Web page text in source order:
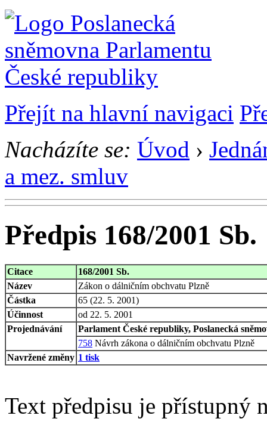
Přejít na hlavní navigaci
Nacházíte se: Úvod ›
a mez. smluv
Předpis 168/2001 Sb.
Citace
168/2001 Sb.
Název
Zákon o dálničním obchvatu Plzně
Částka
65 (22. 5. 2001)
Účinnost
od 22. 5. 2001
Projednávání
Parlament České republiky, Poslanecká
758 Návrh zákona o dálničním obchvatu Plzně
Navržené změny 1 tisk
Text předpisu je přístupný